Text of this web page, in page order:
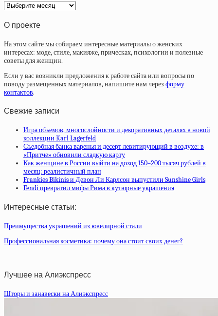
Архив
статей
О проекте
На этом сайте мы собираем интересные материалы о женских
интересах: моде, стиле, макияже, прическах, психологии и полезные
советы для женщин.
Если у вас возникли предложения к работе сайта или вопросы по
поводу размещенных материалов, напишите нам через форму
контактов.
Свежие записи
Игра объемов, многослойности и декоративных деталях в новой
коллекции Karl Lagerfeld
Съедобная банка варенья и десерт левитирующий в воздухе: в
«Притче» обновили сладкую карту
Как женщине в России выйти на доход 150–200 тысяч рублей в
месяц: реалистичный план
Frankies Bikinis и Девон Ли Карлсон выпустили Sunshine Girls
Fendi превратил мифы Рима в кутюрные украшения
Интересные статьи:
Преимущества украшений из ювелирной стали
Профессиональная косметика: почему она стоит своих денег?
Лучшее на Алиэкспресс
Шторы и занавески на Алиэкспресс